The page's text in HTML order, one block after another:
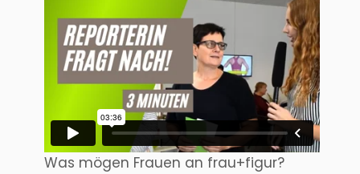
Was mögen Frauen an frau+figur?